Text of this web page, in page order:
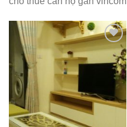
Add to
wishlist